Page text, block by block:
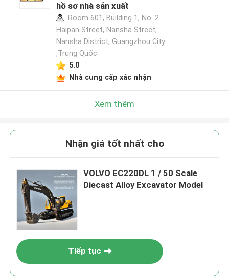
hồ sơ nhà sản xuất
Room 601, Building 1, No. 2
Haipan Street, Nansha Street,
Nansha District, Guangzhou City
,Trung Quốc
5.0
Nhà cung cấp xác nhận
Xem thêm
Nhận giá tốt nhất cho
VOLVO EC220DL 1 / 50 Scale
Diecast Alloy Excavator Model
Tiếp tục